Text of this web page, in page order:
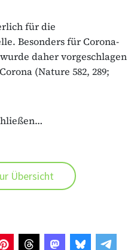
für die
Besonders für Corona-
wurde daher vorgeschlagen
(Nature 582, 289;
Übersicht